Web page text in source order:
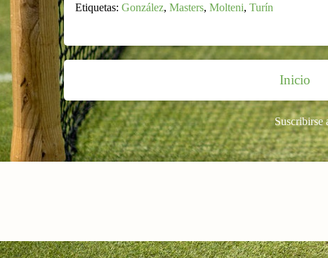
Etiquetas: González, Masters, Molteni, Turín
Inicio
Suscribirse